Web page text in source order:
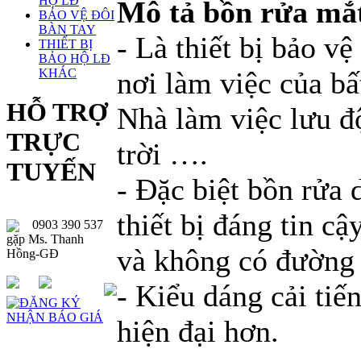
BẢO VỆ ĐÔI
BÀN TAY
THIẾT BỊ
BẢO HỘ LĐ
KHÁC
HỖ TRỢ
TRỰC
TUYẾN
0903 390 537
gặp Ms. Thanh
Hồng-GĐ
Mô tả bồn rửa
- Là thiết bị bảo
nơi làm việc của
Nhà làm việc lưu
trời ….
- Đặc biệt bồn rửa
thiết bị đáng tin
và không có
- Kiểu dáng cải
hiện đại hơn.